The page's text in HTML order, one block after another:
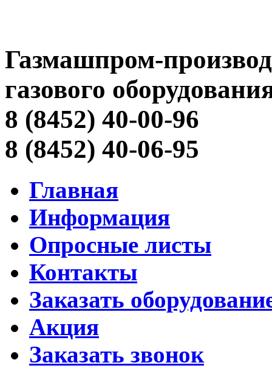
Газмашпром-
газового
8 (8452) 40-00-96
8 (8452) 40-06-95
Главная
Информация
Опросные листы
Контакты
Заказать
Акция
Заказать звонок